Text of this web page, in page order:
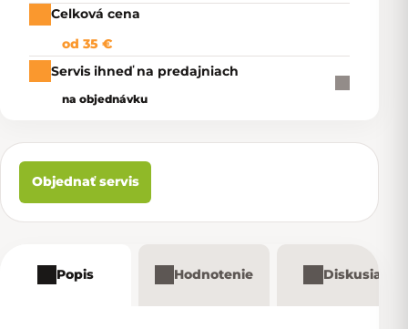
Celková cena
od 35 €
Servis ihneď na predajniach
na objednávku
Objednať servis
Popis Hodnotenie Diskusia